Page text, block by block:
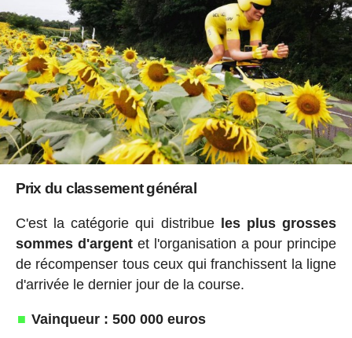
Prix du classement général
C'est la catégorie qui distribue les plus grosses
sommes d'argentet l'organisation a pour principe
de récompenser tous ceux qui franchissent la ligne
d'arrivée le dernier jour de la course.
Vainqueur : 500 000 euros